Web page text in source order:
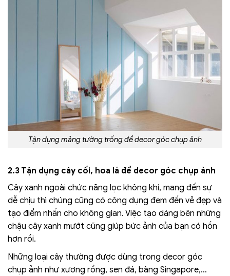
Tận dụng mảng tường trống để decor góc chụp ảnh
2.3 Tận dụng cây cối, hoa lá để decor góc chụp ảnh
Cây xanh ngoài chức năng lọc không khí, mang đến sự
dễ chịu thì chúng cũng có công dụng đem đến vẻ đẹp và
tạo điểm nhấn cho không gian. Việc tạo dáng bên những
chậu cây xanh mướt cũng giúp bức ảnh của bạn có hồn
hơn rồi.
Những loại cây thường được dùng trong decor góc
chụp ảnh như xương rồng, sen đá, bàng Singapore,…